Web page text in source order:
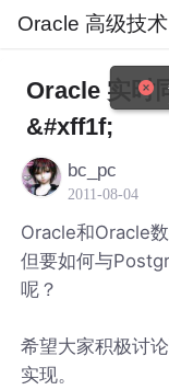
Oracle 高级技术
社区 Oracle
Oracle 实时
&#xff1f;
bc_pc
2011-08-04
Oracle和Oracle
但要如何与
呢？
希望大家积极讨
实现。